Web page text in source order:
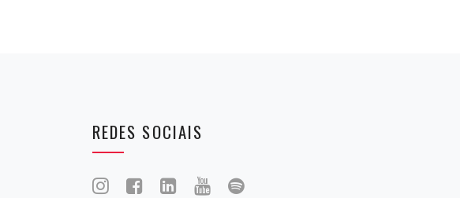
REDES SOCIAIS